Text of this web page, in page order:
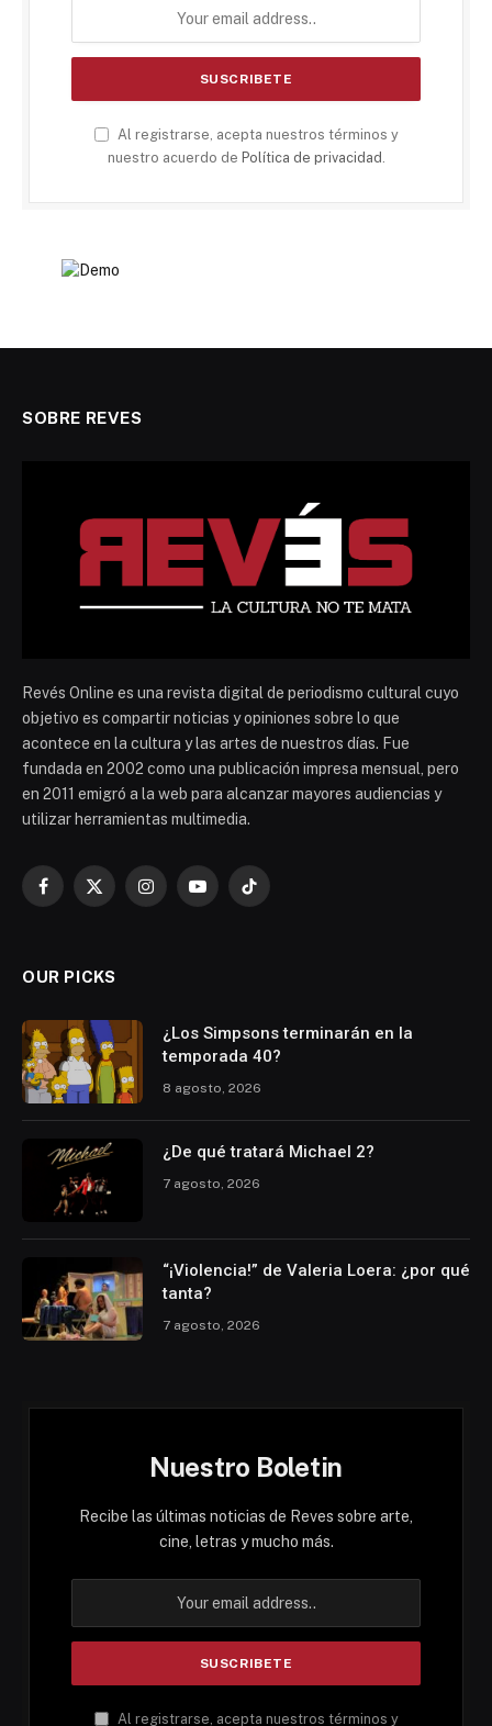
Al registrarse, acepta nuestros términos y
nuestro acuerdo de Política de privacidad .
SOBRE REVES
Revés Online es una revista digital de periodismo cultural cuyo
objetivo es compartir noticias y opiniones sobre lo que
acontece en la cultura y las artes de nuestros días. Fue
fundada en 2002 como una publicación impresa mensual, pero
en 2011 emigró a la web para alcanzar mayores audiencias y
utilizar herramientas multimedia.
Facebook
X
InstagramYouTubeTikTok
OUR PICKS
¿Los Simpsons terminarán en la
temporada 40?
8 agosto, 2026
¿De qué tratará Michael 2?
7 agosto, 2026
“¡Violencia!” de Valeria Loera: ¿por qué
tanta?
7 agosto, 2026
Nuestro Boletin
Recibe las últimas noticias de Reves sobre arte,
cine, letras y mucho más.
Al registrarse, acepta nuestros términos y